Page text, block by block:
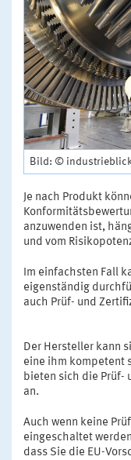
Bild: ©
Je nach Produkt
anzuwenden ist,
und vom
Im einfachsten Fall
eigenständig
auch Prüf- und
Der Hersteller kann
eine ihm kompetent
bieten sich die Prüf-
an.
Auch wenn keine
eingeschaltet
dass Sie die EU-